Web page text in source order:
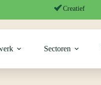
Creatief
Sectoren